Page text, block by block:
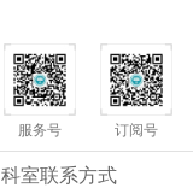
服务号 订阅号
科室联系方式